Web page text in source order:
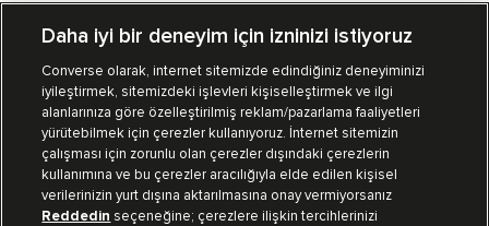
Mağazalarımız Sipariş Takibi
Müşteri İlişkileri
Koleksiyon
Daha iyi bir deneyim için izninizi istiyoruz
Converse olarak, internet sitemizde edindiğiniz deneyiminizi
iyileştirmek, sitemizdeki işlevleri kişiselleştirmek ve ilgi
alanlarınıza göre özelleştirilmiş reklam/pazarlama faaliyetleri
yürütebilmek için çerezler kullanıyoruz. İnternet sitemizin
çalışması için zorunlu olan çerezler dışındaki çerezlerin
kullanımına ve bu çerezler aracılığıyla elde edilen kişisel
verilerinizin yurt dışına aktarılmasına onay vermiyorsanız
Reddedin seçeneğine; çerezlere ilişkin tercihlerinizi